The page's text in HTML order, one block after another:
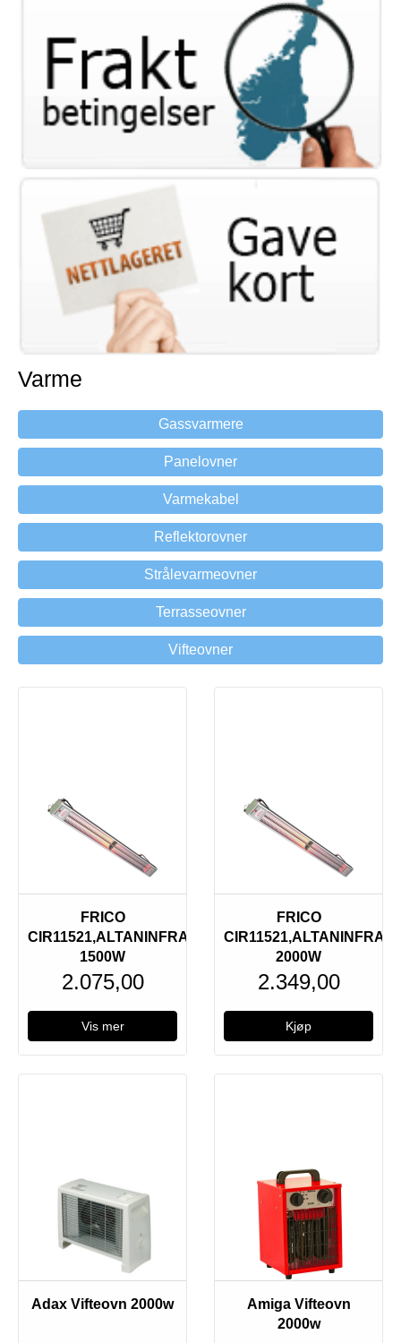
Varme
Gassvarmere
Panelovner
Varmekabel
Reflektorovner
Strålevarmeovner
Terrasseovner
Vifteovner
FRICO
CIR11521,ALTANINFRA
1500W
2.075,00
Vis mer
FRICO
CIR11521,ALTANINFRA
2000W
2.349,00
Adax Vifteovn 2000w
Amiga Vifteovn
2000w